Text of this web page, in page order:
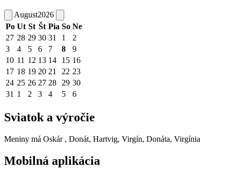
August2026
Po Ut St Št Pia So Ne
27 28 29 30 31 1
2
3
4 5 6 7 8
9
10 11 12 13 14 15 16
17 18 19 20 21 22 23
24 25 26 27 28 29 30
31 1 2 3 4 5 6
Sviatok a výročie
Meniny má Oskár , Donát, Hartvig, Virgín, Donáta, Virgínia
Mobilná aplikácia